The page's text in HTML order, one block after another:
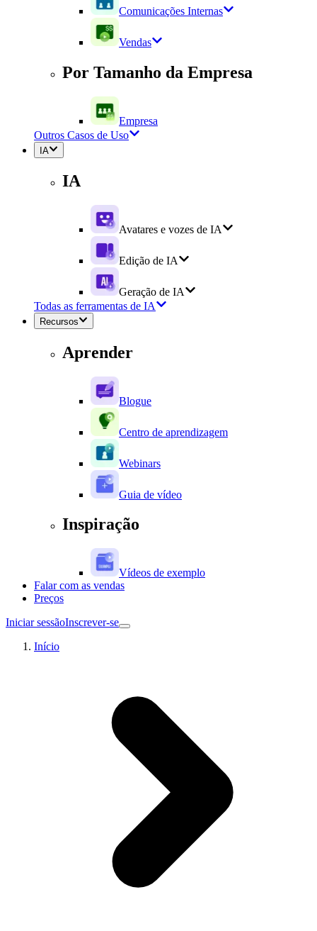
Comunicações Internas
Vendas
Por Tamanho da Empresa
Empresa
Outros Casos de Uso
IA
IA
Avatares e vozes de IA
Edição de IA
Geração de IA
Todas as ferramentas de IA
Recursos
Aprender
Blogue
Centro de aprendizagem
Webinars
Guia de vídeo
Inspiração
Vídeos de exemplo
Falar com as vendas
Preços
Iniciar sessãoInscrever-se
Início